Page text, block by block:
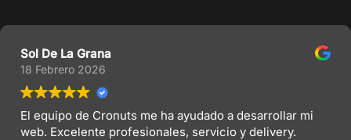
Sol De La Grana
18 Febrero 2026
El equipo de Cronuts me ha ayudado a desarrollar mi
web. Excelente profesionales, servicio y delivery.